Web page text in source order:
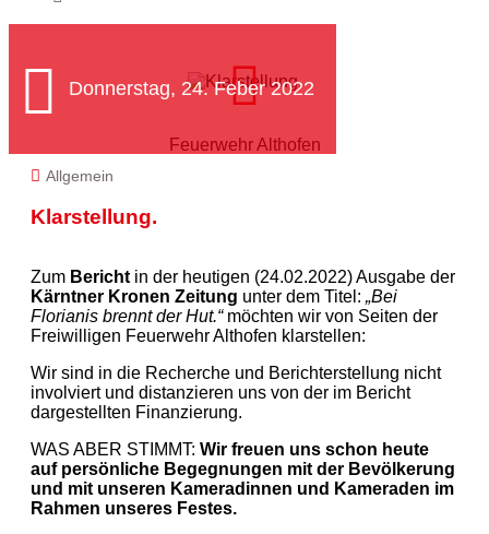
Donnerstag, 24. Feber 2022
Feuerwehr Althofen
Allgemein
Klarstellung.
Zum Bericht in der heutigen (24.02.2022) Ausgabe der
Kärntner Kronen Zeitung unter dem Titel: „Bei
Florianis brennt der Hut.“möchten wir von Seiten der
Freiwilligen Feuerwehr Althofen klarstellen:
Wir sind in die Recherche und Berichterstellung nicht
involviert und distanzieren uns von der im Bericht
dargestellten Finanzierung.
WAS ABER STIMMT: Wir freuen uns schon heute
auf persönliche Begegnungen mit der Bevölkerung
und mit unseren Kameradinnen und Kameraden im
Rahmen unseres Festes.